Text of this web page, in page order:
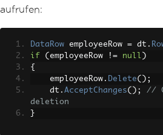
aufrufen:
DataRow employeeRow = dt .
if
( employeeRow != null )
{
    employeeRow
. Delete();
    dt
. AcceptChanges();
//
deletion
}